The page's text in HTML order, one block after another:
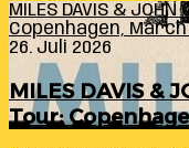
MILES DAVIS &
Copenhagen, March
26. Juli 2026
MILES DAVIS &
Tour: